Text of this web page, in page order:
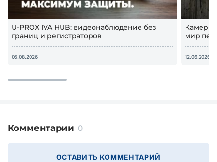
U-PROX IVA HUB: видеонаблюдение без
границ и регистраторов
05.08.2026
Камеры
мир
12.06.2026
Комментарии 0
ОСТАВИТЬ КОММЕНТАРИЙ